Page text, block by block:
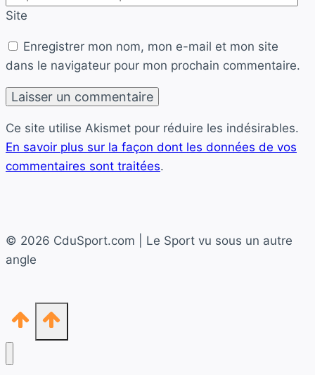
Site
Enregistrer mon nom, mon e-mail et mon site
dans le navigateur pour mon prochain commentaire.
Ce site utilise Akismet pour réduire les indésirables.
En savoir plus sur la façon dont les données de vos
commentaires sont traitées.
© 2026 CduSport.com | Le Sport vu sous un autre
angle